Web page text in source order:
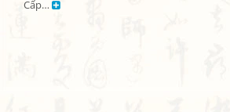
Cấp…